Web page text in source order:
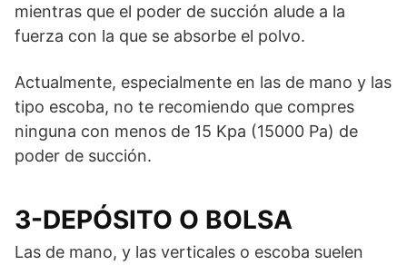
mientras que el poder de succión alude a la
fuerza con la que se absorbe el polvo.
Actualmente, especialmente en las de mano y las
tipo escoba, no te recomiendo que compres
ninguna con menos de 15 Kpa (15000 Pa) de
poder de succión.
3-DEPÓSITO O BOLSA
Las de mano, y las verticales o escoba suelen